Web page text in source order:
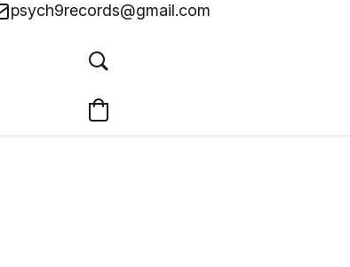
psych9records@gmail.com